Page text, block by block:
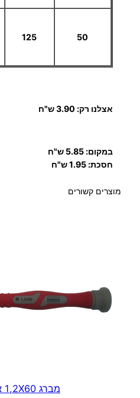
50
125
אצלנו רק: 3.90 ש"ח
במקום: 5.85 ש"ח
חסכת: 1.95 ש"ח
מוצרים קשורים
מברג 1,2X60 או 000X60